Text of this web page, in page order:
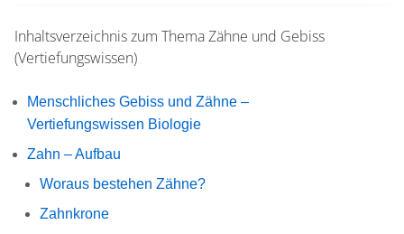
Inhaltsverzeichnis zum ThemaZähne und Gebiss
(Vertiefungswissen)
Menschliches Gebiss und Zähne –
Vertiefungswissen Biologie
Zahn – Aufbau
Woraus bestehen Zähne?
Zahnkrone